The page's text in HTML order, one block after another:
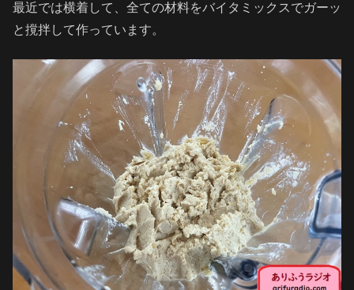
最近では横着して、全ての材料をバイタミックスでガーッ
と撹拌して作っています。